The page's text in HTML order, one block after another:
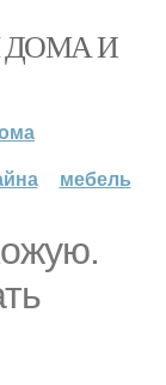
ДОМА И
мебель